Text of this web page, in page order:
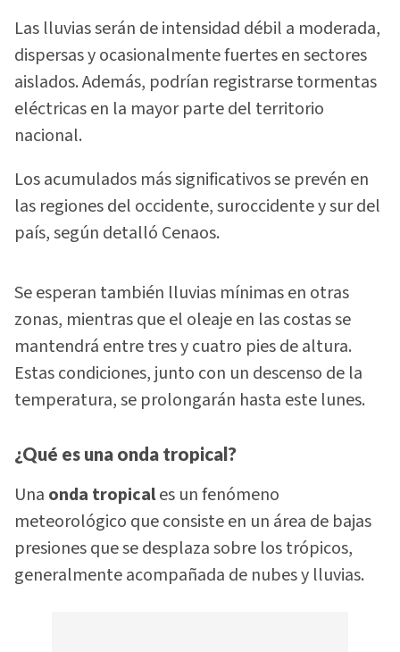
Las lluvias serán de intensidad débil a moderada,
dispersas y ocasionalmente fuertes en sectores
aislados. Además, podrían registrarse tormentas
eléctricas en la mayor parte del territorio
nacional.
Los acumulados más significativos se prevén en
las regiones del occidente, suroccidente y sur del
país, según detalló Cenaos.
Se esperan también lluvias mínimas en otras
zonas, mientras que el oleaje en las costas se
mantendrá entre tres y cuatro pies de altura.
Estas condiciones, junto con un descenso de la
temperatura, se prolongarán hasta este lunes.
¿Qué es una onda tropical?
Una onda tropicales un fenómeno
meteorológico que consiste en un área de bajas
presiones que se desplaza sobre los trópicos,
generalmente acompañada de nubes y lluvias.